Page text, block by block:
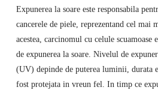
Expunerea la soare este responsabila
cancerele de piele, reprezentand cel mai
acestea, carcinomul cu celule scuamoase
de expunerea la soare. Nivelul de
(UV) depinde de puterea luminii, durata
fost protejata in vreun fel. In timp ce